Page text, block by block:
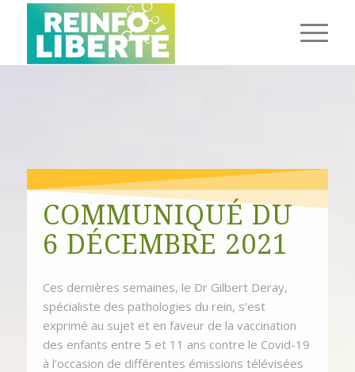
COMMUNIQUÉ DU
6 DÉCEMBRE 2021
Ces dernières semaines, le Dr Gilbert Deray,
spécialiste des pathologies du rein, s’est
exprimé au sujet et en faveur de la vaccination
des enfants entre 5 et 11 ans contre le Covid-19
à l’occasion de différentes émissions télévisées